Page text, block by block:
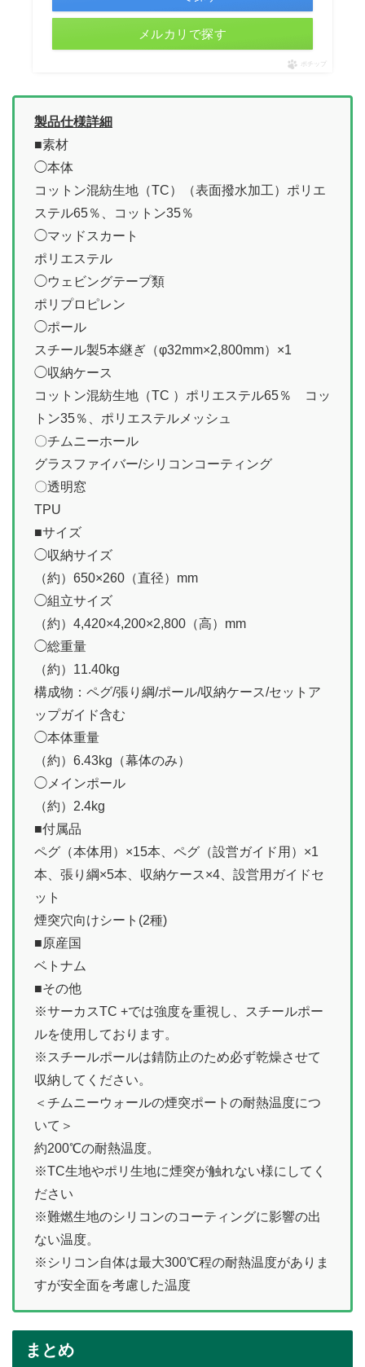
メルカリで探す
ポチップ
製品仕様詳細
■素材
◯本体
コットン混紡生地（TC）（表面撥水加工）ポリエ
ステル65％、コットン35％
◯マッドスカート
ポリエステル
◯ウェビングテープ類
ポリプロピレン
◯ポール
スチール製5本継ぎ（φ32mm×2,800mm）×1
◯収納ケース
コットン混紡生地（TC ）ポリエステル65％ コッ
トン35％、ポリエステルメッシュ
〇チムニーホール
グラスファイバー/シリコンコーティング
〇透明窓
TPU
■サイズ
◯収納サイズ
（約）650×260（直径）mm
◯組立サイズ
（約）4,420×4,200×2,800（高）mm
◯総重量
（約）11.40kg
構成物：ペグ/張り綱/ポール/収納ケース/セットア
ップガイド含む
◯本体重量
（約）6.43kg（幕体のみ）
◯メインポール
（約）2.4kg
■付属品
ペグ（本体用）×15本、ペグ（設営ガイド用）×1
本、張り綱×5本、収納ケース×4、設営用ガイドセ
ット
煙突穴向けシート(2種)
■原産国
ベトナム
■その他
※サーカスTC +では強度を重視し、スチールポー
ルを使用しております。
※スチールポールは錆防止のため必ず乾燥させて
収納してください。
＜チムニーウォールの煙突ポートの耐熱温度につ
いて＞
約200℃の耐熱温度。
※TC生地やポリ生地に煙突が触れない様にしてく
ださい
※難燃生地のシリコンのコーティングに影響の出
ない温度。
※シリコン自体は最大300℃程の耐熱温度がありま
すが安全面を考慮した温度
まとめ